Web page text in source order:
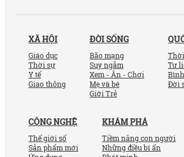
XÃ HỘI
Giáo dục
Thời sự
Y tế
Giao thông
ĐỜI SỐNG
Bão mạng
Suy ngẫm
Xem - Ăn - Chơi
Mẹ và bé
Giới Trẻ
Tư
Đời
CÔNG NGHỆ
Thế giới số
Sản phẩm mới
KHÁM PHÁ
Tiềm năng con người
Những điều bí ẩn